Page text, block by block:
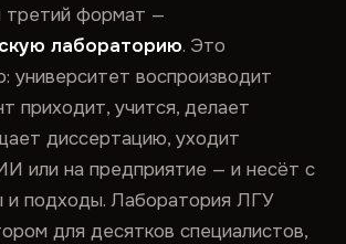
третий формат —
лабораторию. Это
университет воспроизводит
приходит, учится, делает
диссертацию, уходит
или на предприятие — и несёт с
и подходы. Лаборатория ЛГУ
для десятков специалистов,